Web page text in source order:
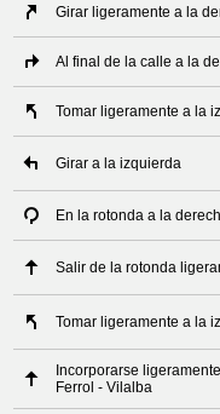
Girar ligeramente a la
Al final de la calle a la
Tomar ligeramente a la
Girar a la izquierda
En la rotonda a la
Salir de la rotonda
Tomar ligeramente a la
Incorporarse
Ferrol - Vilalba